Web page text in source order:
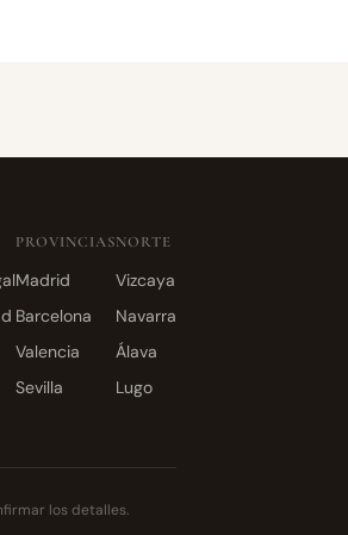
PROVINCIAS
Madrid
Barcelona
Valencia
Sevilla
NORTE
Vizcaya
Navarra
Álava
Lugo
los detalles.